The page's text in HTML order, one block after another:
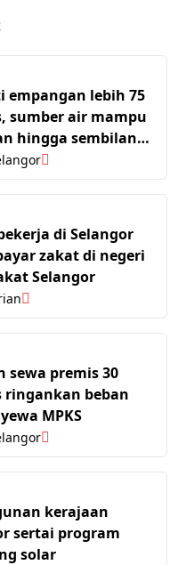
empangan lebih 75
sumber air mampu
hingga sembilan
di Selangor
zakat di negeri
Selangor
sewa premis 30
ringankan beban
MPKS
kerajaan
sertai program
solar